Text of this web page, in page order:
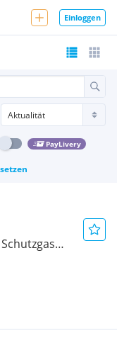
Einloggen
PayLivery